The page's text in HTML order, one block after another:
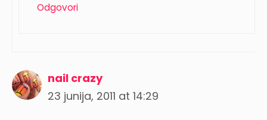
Odgovori
nail crazy
23 junija, 2011 at 14:29